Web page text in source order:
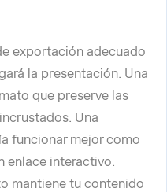
exportación adecuado
la presentación. Una
que preserve las
Una
funcionar mejor como
enlace interactivo.
mantiene tu contenido